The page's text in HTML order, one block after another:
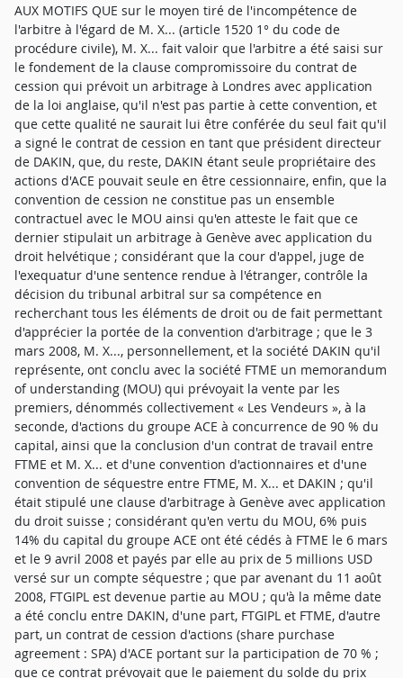
AUX MOTIFS QUE sur le moyen tiré de l'incompétence de
l'arbitre à l'égard de M. X... (article 1520 1° du code de
procédure civile), M. X... fait valoir que l'arbitre a été saisi sur
le fondement de la clause compromissoire du contrat de
cession qui prévoit un arbitrage à Londres avec application
de la loi anglaise, qu'il n'est pas partie à cette convention, et
que cette qualité ne saurait lui être conférée du seul fait qu'il
a signé le contrat de cession en tant que président directeur
de DAKIN, que, du reste, DAKIN étant seule propriétaire des
actions d'ACE pouvait seule en être cessionnaire, enfin, que la
convention de cession ne constitue pas un ensemble
contractuel avec le MOU ainsi qu'en atteste le fait que ce
dernier stipulait un arbitrage à Genève avec application du
droit helvétique ; considérant que la cour d'appel, juge de
l'exequatur d'une sentence rendue à l'étranger, contrôle la
décision du tribunal arbitral sur sa compétence en
recherchant tous les éléments de droit ou de fait permettant
d'apprécier la portée de la convention d'arbitrage ; que le 3
mars 2008, M. X..., personnellement, et la société DAKIN qu'il
représente, ont conclu avec la société FTME un memorandum
of understanding (MOU) qui prévoyait la vente par les
premiers, dénommés collectivement « Les Vendeurs », à la
seconde, d'actions du groupe ACE à concurrence de 90 % du
capital, ainsi que la conclusion d'un contrat de travail entre
FTME et M. X... et d'une convention d'actionnaires et d'une
convention de séquestre entre FTME, M. X... et DAKIN ; qu'il
était stipulé une clause d'arbitrage à Genève avec application
du droit suisse ; considérant qu'en vertu du MOU, 6% puis
14% du capital du groupe ACE ont été cédés à FTME le 6 mars
et le 9 avril 2008 et payés par elle au prix de 5 millions USD
versé sur un compte séquestre ; que par avenant du 11 août
2008, FTGIPL est devenue partie au MOU ; qu'à la même date
a été conclu entre DAKIN, d'une part, FTGIPL et FTME, d'autre
part, un contrat de cession d'actions (share purchase
agreement : SPA) d'ACE portant sur la participation de 70 % ;
que ce contrat prévoyait que le paiement du solde du prix